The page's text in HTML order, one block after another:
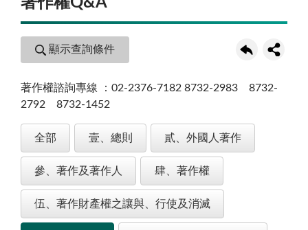
顯示查詢條件
著作權諮詢專線 ：02-2376-7182 8732-2983 8732-
2792 8732-1452
全部 壹、總則 貳、外國人著作
參、著作及著作人 肆、著作權
伍、著作財產權之讓與、行使及消滅